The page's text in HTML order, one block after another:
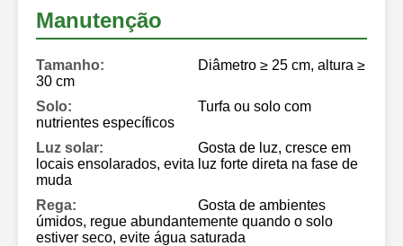
Manutenção
Tamanho:
Diâmetro ≥ 25 cm, altura ≥
30 cm
Solo:
Turfa ou solo com
nutrientes específicos
Luz solar:
Gosta de luz, cresce em
locais ensolarados, evita luz forte direta na fase de
muda
Rega:
Gosta de ambientes
úmidos, regue abundantemente quando o solo
estiver seco, evite água saturada